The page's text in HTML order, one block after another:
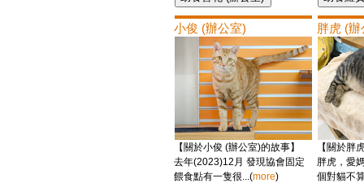
小俊 (辦公室)
【關於小俊 (辦公室)的故事】
去年(2023)12月 發現協會固定
餵食點有一隻很...(more)
胖虎 (
【關於胖
胖虎，愛
個對貓不